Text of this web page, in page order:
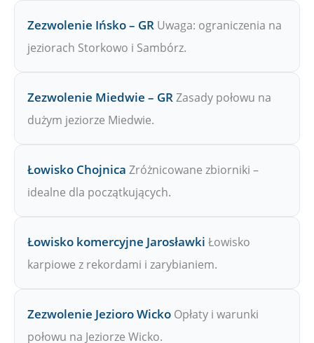
Zezwolenie Ińsko – GR Uwaga: ograniczenia na
jeziorach Storkowo i Sambórz.
Zezwolenie Miedwie – GRZasady połowu na
dużym jeziorze Miedwie.
Łowisko Chojnica Zróżnicowane zbiorniki –
idealne dla początkujących.
Łowisko komercyjne Jarosławki Łowisko
karpiowe z rekordami i zarybianiem.
Zezwolenie Jezioro Wicko Opłaty i warunki
połowu na Jeziorze Wicko.